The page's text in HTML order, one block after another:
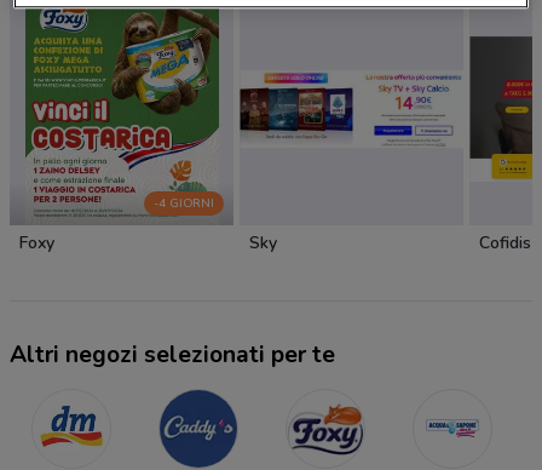
-4 GIORNI
Foxy Sky Cofidis
Altri negozi selezionati per te